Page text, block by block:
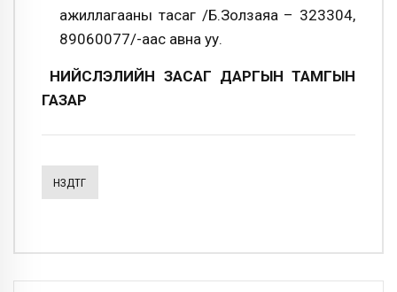
ажиллагааны тасаг /Б.Золзаяа – 323304,
89060077/-аас авна уу.
НИЙСЛЭЛИЙН ЗАСАГ ДАРГЫН ТАМГЫН
ГАЗАР
НЗДТГ